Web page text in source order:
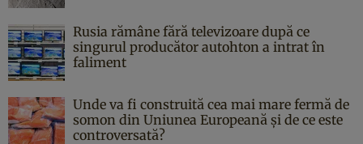
Rusia rămâne fără televizoare după ce
singurul producător autohton a intrat în
faliment
Unde va fi construită cea mai mare fermă de
somon din Uniunea Europeană și de ce este
controversată?